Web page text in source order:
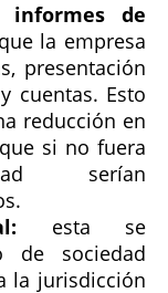
informes de
la empresa
presentación
cuentas. Esto
reducción en
si no fuera
serían
esta se
de sociedad
la jurisdicción